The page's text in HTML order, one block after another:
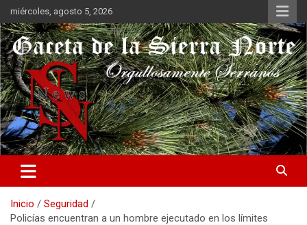
Saltar
al
contenido
miércoles, agosto 5, 2026
Gaceta de la Sierra Norte
Orgullosamente Serranos
Inicio
Seguridad
Policías encuentran a un hombre ejecutado en los límites